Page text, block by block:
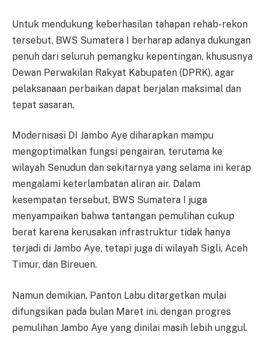
Untuk mendukung keberhasilan tahapan rehab-rekon
tersebut, BWS Sumatera I berharap adanya dukungan
penuh dari seluruh pemangku kepentingan, khususnya
Dewan Perwakilan Rakyat Kabupaten (DPRK), agar
pelaksanaan perbaikan dapat berjalan maksimal dan
tepat sasaran.
Modernisasi DI Jambo Aye diharapkan mampu
mengoptimalkan fungsi pengairan, terutama ke
wilayah Senudun dan sekitarnya yang selama ini kerap
mengalami keterlambatan aliran air. Dalam
kesempatan tersebut, BWS Sumatera I juga
menyampaikan bahwa tantangan pemulihan cukup
berat karena kerusakan infrastruktur tidak hanya
terjadi di Jambo Aye, tetapi juga di wilayah Sigli, Aceh
Timur, dan Bireuen.
Namun demikian, Panton Labu ditargetkan mulai
difungsikan pada bulan Maret ini, dengan progres
pemulihan Jambo Aye yang dinilai masih lebih unggul.